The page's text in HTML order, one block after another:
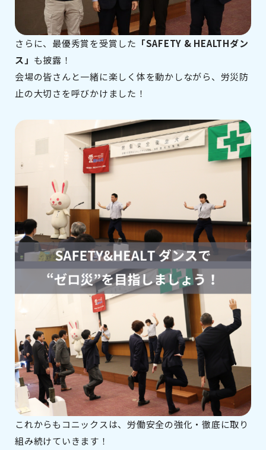
さらに、最優秀賞を受賞した 「SAFETY & HEALTHダン
ス」 も披露！
会場の皆さんと一緒に楽しく体を動かしながら、労災防
止の大切さを呼びかけました！
これからもコニックスは、労働安全の強化・徹底に取り
組み続けていきます！